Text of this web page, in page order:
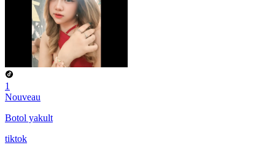
1
Nouveau
Botol yakult
tiktok